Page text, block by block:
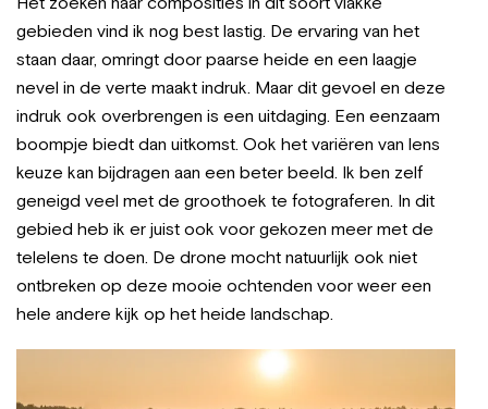
gebieden vind ik nog best lastig. De ervaring van het
staan daar, omringt door paarse heide en een laagje
nevel in de verte maakt indruk. Maar dit gevoel en deze
indruk ook overbrengen is een uitdaging. Een eenzaam
boompje biedt dan uitkomst. Ook het variëren van lens
keuze kan bijdragen aan een beter beeld. Ik ben zelf
geneigd veel met de groothoek te fotograferen. In dit
gebied heb ik er juist ook voor gekozen meer met de
telelens te doen. De drone mocht natuurlijk ook niet
ontbreken op deze mooie ochtenden voor weer een
hele andere kijk op het heide landschap.